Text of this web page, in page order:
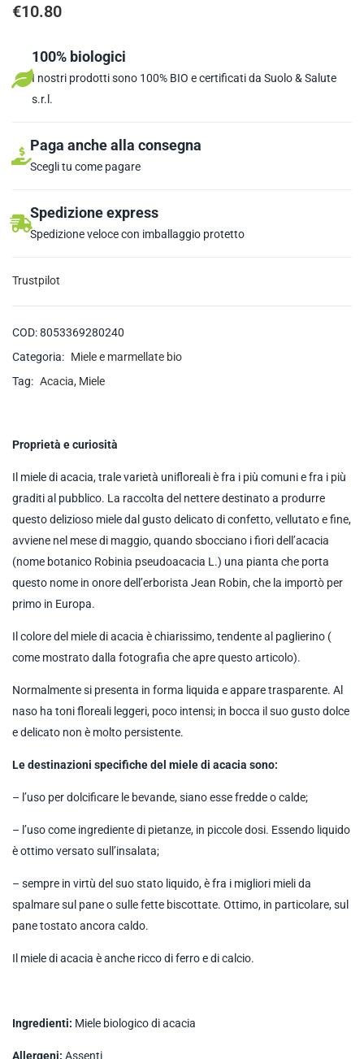
€10.80
100% biologici
I nostri prodotti sono 100% BIO e certificati da Suolo & Salute
s.r.l.
Paga anche alla consegna
Scegli tu come pagare
Spedizione express
Spedizione veloce con imballaggio protetto
Trustpilot
COD:8053369280240
Categoria: Miele e marmellate bio
Tag: Acacia, Miele
Proprietà e curiosità
Il miele di acacia, trale varietà unifloreali è fra i più comuni e fra i più
graditi al pubblico. La raccolta del nettere destinato a produrre
questo delizioso miele dal gusto delicato di confetto, vellutato e fine,
avviene nel mese di maggio, quando sbocciano i fiori dell’acacia
(nome botanico Robinia pseudoacacia L.) una pianta che porta
questo nome in onore dell’erborista Jean Robin, che la importò per
primo in Europa.
Il colore del miele di acacia è chiarissimo, tendente al paglierino (
come mostrato dalla fotografia che apre questo articolo).
Normalmente si presenta in forma liquida e appare trasparente. Al
naso ha toni floreali leggeri, poco intensi; in bocca il suo gusto dolce
e delicato non è molto persistente.
Le destinazioni specifiche del miele di acacia sono:
– l’uso per dolcificare le bevande, siano esse fredde o calde;
– l’uso come ingrediente di pietanze, in piccole dosi. Essendo liquido
è ottimo versato sull’insalata;
– sempre in virtù del suo stato liquido, è fra i migliori mieli da
spalmare sul pane o sulle fette biscottate. Ottimo, in particolare, sul
pane tostato ancora caldo.
Il miele di acacia è anche ricco di ferro e di calcio.
Ingredienti: Miele biologico di acacia
Allergeni: Assenti